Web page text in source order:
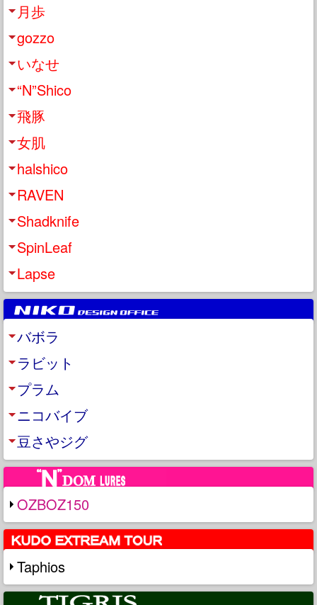
月歩
gozzo
いなせ
“N”Shico
飛豚
女肌
halshico
RAVEN
Shadknife
SpinLeaf
Lapse
バボラ
ラビット
プラム
ニコバイブ
豆さやジグ
OZBOZ150
Taphios